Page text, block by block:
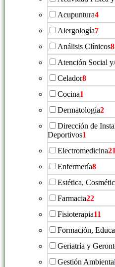
Acupuntura4
Alergología7
Análisis Clínicos8
Atención Social
Celador8
Cocina1
Dermatología2
Dirección de
Deportivos1
Electromedicina21
Enfermería8
Estética,
Farmacia22
Fisioterapia11
Formación,
Geriatría y
Gestión Ambiental